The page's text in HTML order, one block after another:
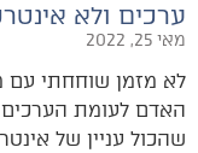
ערכים ולא
מאי 25, 2022
לא מזמן שוחחתי עם
האדם לעומת
שהכול עניין של